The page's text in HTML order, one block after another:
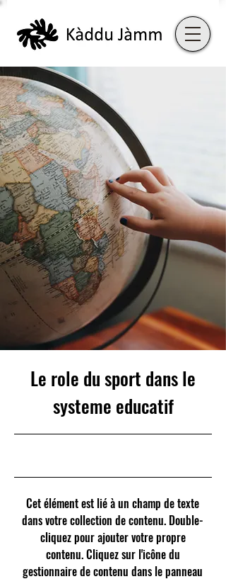
Le role du sport dans le
systeme educatif
Cet élément est lié à un champ de texte
dans votre collection de contenu. Double-
cliquez pour ajouter votre propre
contenu. Cliquez sur l'icône du
gestionnaire de contenu dans le panneau